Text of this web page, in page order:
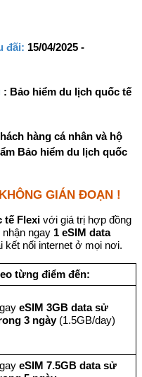
đãi: 15/04/2025 -
: Bảo hiểm du lịch quốc tế
hàng cá nhân và hộ
Bảo hiểm du lịch quốc
GIÁN ĐOẠN !
tế Flexi với giá trị hợp đồng
ngay 1 eSIM data
kết nối internet ở mọi nơi.
từng điểm đến:
eSIM 3GB data sử
3 ngày(1.5GB/day)
eSIM 7.5GB data sử